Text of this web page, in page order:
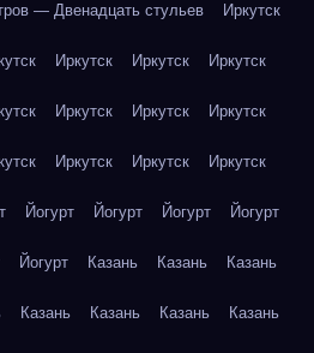
— Двенадцать стульев Иркутск
Иркутск Иркутск Иркутск
Иркутск Иркутск Иркутск
Иркутск Иркутск Иркутск
Йогурт Йогурт Йогурт Йогурт
Йогурт Казань Казань Казань
Казань Казань Казань Казань